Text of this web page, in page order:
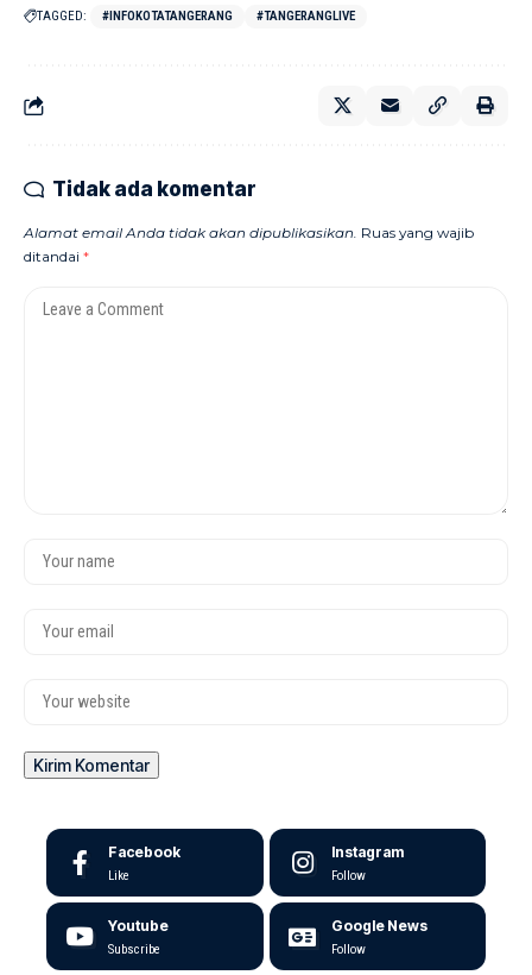
TAGGED: #INFOKOTATANGERANG #TANGERANGLIVE
Tidak ada komentar
Alamat email Anda tidak akan dipublikasikan. Ruas yang wajib
ditandai *
Facebook
Like
Instagram
Follow
Youtube
Subscribe
Google News
Follow